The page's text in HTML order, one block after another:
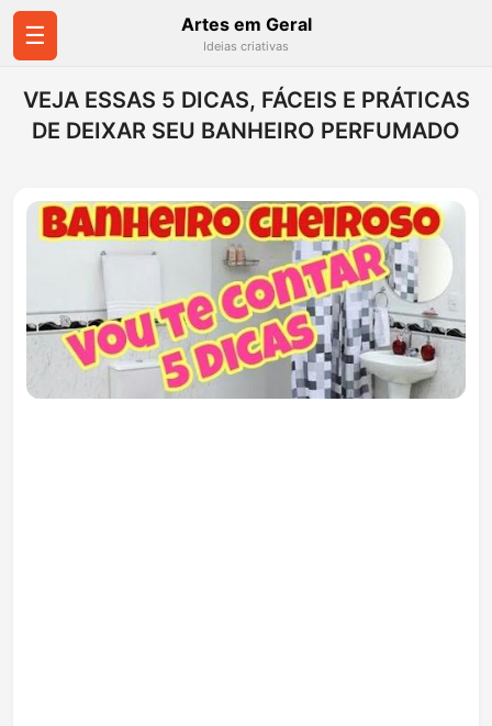
☰ Artes em Geral
Ideias criativas
VEJA ESSAS 5 DICAS, FÁCEIS E PRÁTICAS
DE DEIXAR SEU BANHEIRO PERFUMADO